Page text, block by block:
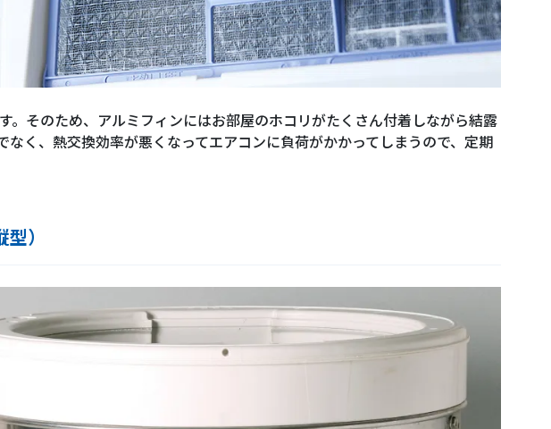
そのため、アルミフィンにはお部屋のホコリがたくさん付着しながら結露
く、熱交換効率が悪くなってエアコンに負荷がかかってしまうので、定期
）